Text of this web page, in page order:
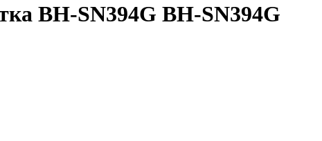
BH-SN394G BH-SN394G